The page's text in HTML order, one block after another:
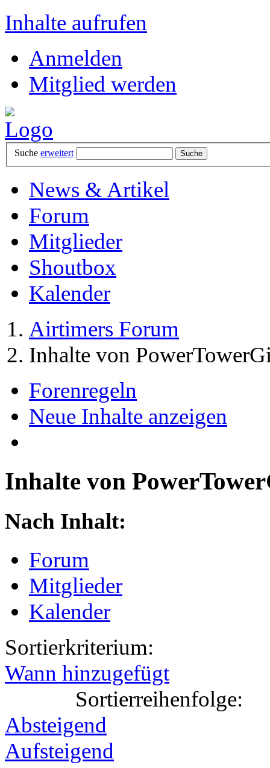
Inhalte aufrufen
Anmelden
Mitglied werden
Suche erweitert
News & Artikel
Forum
Mitglieder
Shoutbox
Kalender
Airtimers Forum
Inhalte von
Forenregeln
Neue Inhalte anzeigen
Inhalte von
Nach Inhalt:
Forum
Mitglieder
Kalender
Sortierkriterium:
Wann hinzugefügt
Sortierreihenfolge:
Absteigend
Aufsteigend